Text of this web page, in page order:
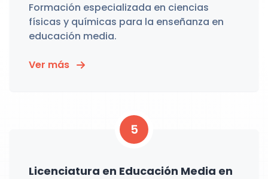
Formación especializada en ciencias
físicas y químicas para la enseñanza en
educación media.
Ver más
5
Licenciatura en Educación Media en